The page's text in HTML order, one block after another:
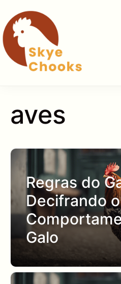
para
o
conteúdo
aves
Regras do
Decifrando o
Galo